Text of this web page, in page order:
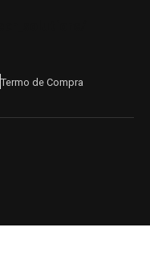
Termo de Compra